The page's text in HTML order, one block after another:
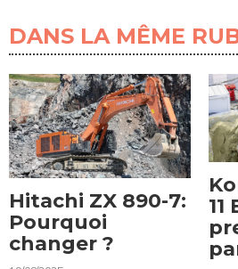
DANS LA MÊME
Hitachi ZX 890-7:
Pourquoi
changer ?